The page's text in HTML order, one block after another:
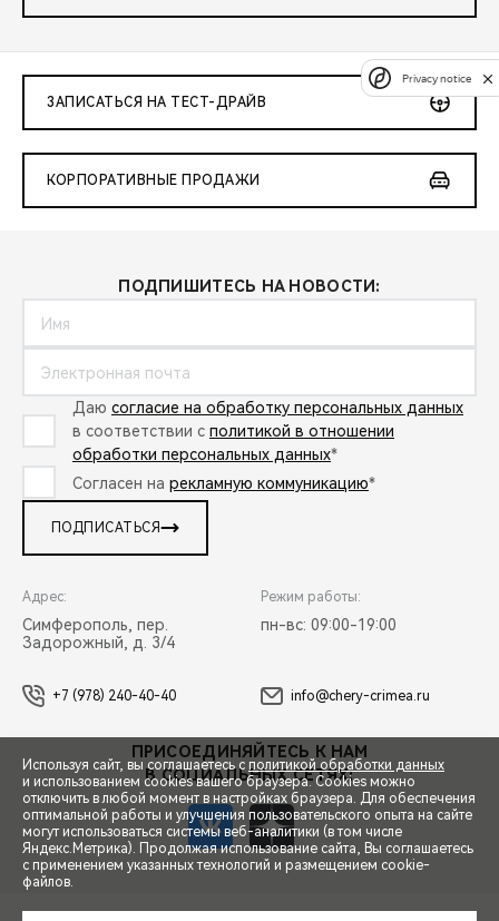
ЗАПИСАТЬСЯ НА ТЕСТ-ДРАЙВ
КОРПОРАТИВНЫЕ ПРОДАЖИ
ПОДПИШИТЕСЬ НА НОВОСТИ:
Даю согласие на обработку персональных данных
в соответствии с политикой в отношении
обработки персональных данных*
Согласен на рекламную коммуникацию*
ПОДПИСАТЬСЯ
Адрес:
Симферополь, пер.
Задорожный, д. 3/4
Режим работы:
пн-вс: 09:00-19:00
+7 (978) 240-40-40 info@chery-crimea.ru
ПРИСОЕДИНЯЙТЕСЬ К НАМ
В СОЦИАЛЬНЫХ СЕТЯХ:
Используя сайт, вы соглашаетесь с политикой обработки данных
и использованием cookies вашего браузера. Cookies можно
отключить в любой момент в настройках браузера. Для обеспечения
оптимальной работы и улучшения пользовательского опыта на сайте
могут использоваться системы веб-аналитики (в том числе
Яндекс.Метрика). Продолжая использование сайта, Вы соглашаетесь
с применением указанных технологий и размещением cookie-
файлов.
Privacy notice